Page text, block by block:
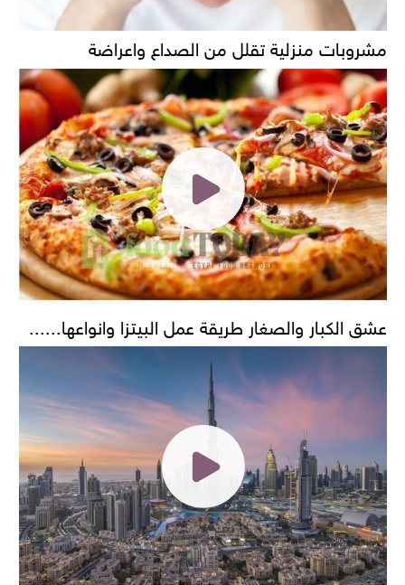
مشروبات منزلية تقلل من الصداع واعراضة
عشق الكبار والصغار طريقة عمل البيتزا وانواعها......